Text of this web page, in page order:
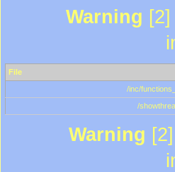
Warning
File
/inc/
/
Warning